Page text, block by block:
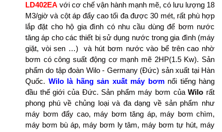
LD402EA với cơ chế vận hành mạnh mẽ, có lưu lượng 18
M3/giờ và cột áp đẩy cao tối đa được 30 mét, rất phù hợp
lắp đặt cho hộ gia đình có nhu cầu dùng để bơm nước
tăng áp cho các thiết bị sử dụng nước trong gia đình (máy
giặt, vòi sen …) và hút bơm nước vào bể trên cao nhờ
bơm có công suất động cơ mạnh mẽ 2HP(1.5 Kw). Sản
phẩm do tập đoàn Wilo - Germany (Đức) sản xuất tại Hàn
Quốc. Wilo là hãng sản xuất máy bơmnổi tiếng hàng
đầu thế giới của Đức. Sản phẩm máy bơm củaWilo rất
phong phú về chủng loại và đa dạng về sản phẩm như
máy bơm đẩy cao, máy bơm tăng áp, máy bơm chìm,
máy bơm bù áp, máy bơm ly tâm, máy bơm tự hút, máy